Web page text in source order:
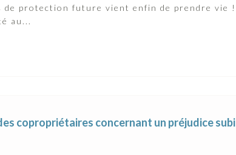
de protection future vient enfin de prendre vie !
au...
copropriétaires concernant un préjudice subi